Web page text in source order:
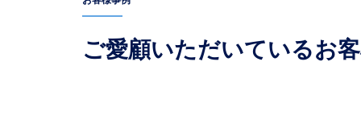
ご愛顧いただいているお